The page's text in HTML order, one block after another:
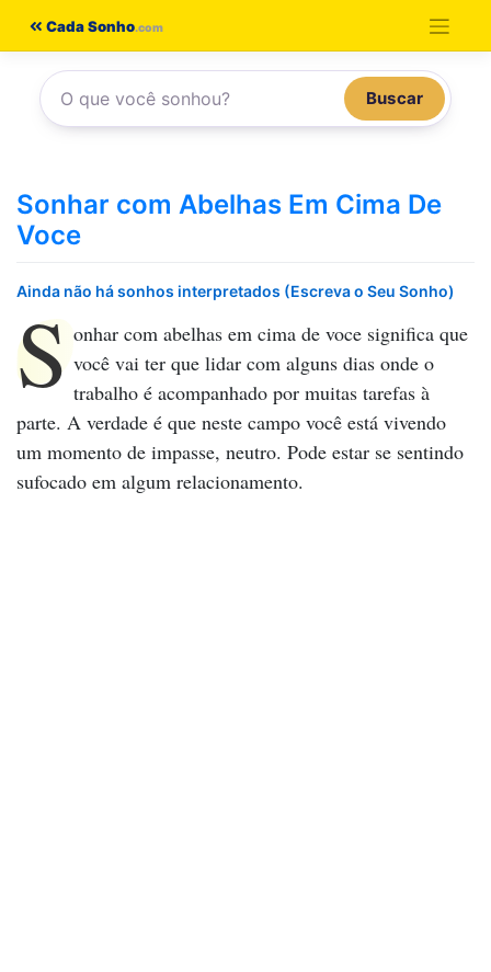
conteúdo
Cada Sonho
Buscar
Sonhar com Abelhas Em Cima De
Voce
Ainda não há sonhos interpretados (Escreva o Seu Sonho)
S onhar com abelhas em cima de voce significa que
você vai ter que lidar com alguns dias onde o
trabalho é acompanhado por muitas tarefas à
parte. A verdade é que neste campo você está vivendo
um momento de impasse, neutro. Pode estar se sentindo
sufocado em algum relacionamento.